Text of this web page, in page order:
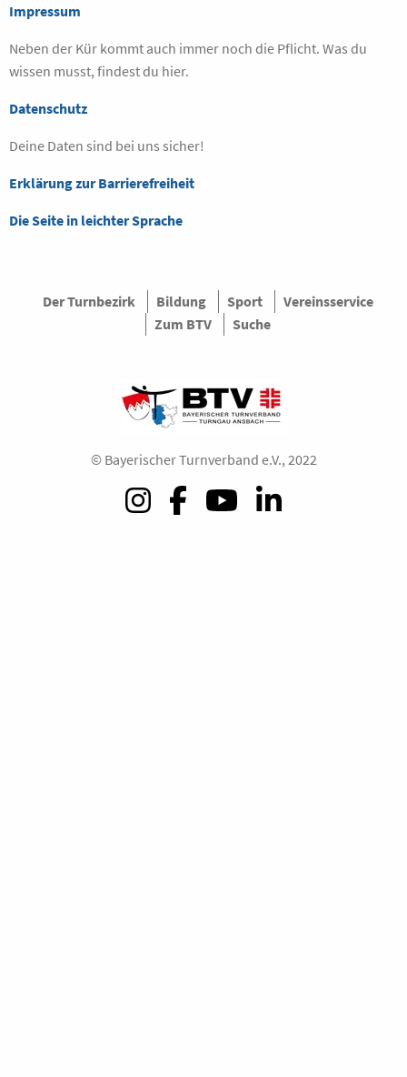
Impressum
Neben der Kür kommt auch immer noch die Pflicht. Was du
wissen musst, findest du hier.
Datenschutz
Deine Daten sind bei uns sicher!
Erklärung zur Barrierefreiheit
Die Seite in leichter Sprache
Der Turnbezirk Bildung Sport
Vereinsservice
Zum BTV
Suche
© Bayerischer Turnverband e.V., 2022